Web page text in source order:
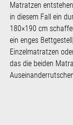
Matratzen
in diesem Fall ein
180×190 cm
ein enges
Einzelmatratzen
das die beiden